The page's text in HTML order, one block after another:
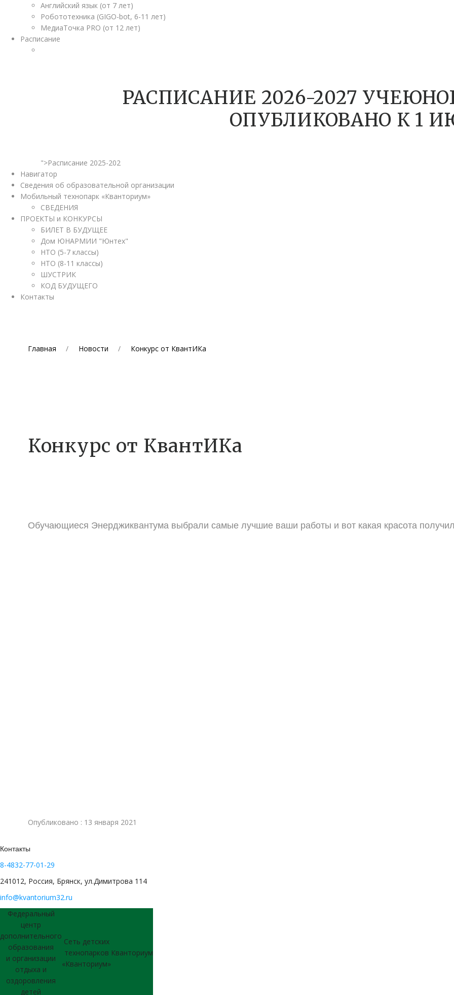
Английский язык (от 7 лет)
Робототехника (GIGO-bot, 6-11 лет)
МедиаТочка PRO (от 12 лет)
Расписание
РАСПИСАНИЕ 2026-2027
ОПУБЛИКОВАНО К 1
">Расписание 2025-202
Навигатор
Сведения об образовательной организации
Мобильный технопарк «Кванториум»
СВЕДЕНИЯ
ПРОЕКТЫ и КОНКУРСЫ
БИЛЕТ В БУДУЩЕЕ
Дом ЮНАРМИИ "Юнтех"
НТО (5-7 классы)
НТО (8-11 классы)
ШУСТРИК
КОД БУДУЩЕГО
Контакты
Главная Новости Конкурс от КвантИКа
Конкурс от КвантИКа
Обучающиеся Энерджиквантума выбрали самые лучшие ваши работы и вот какая красота
Опубликовано : 13 января 2021
Контакты
8-4832-77-01-29
241012, Россия, Брянск, ул.Димитрова 114
info@kvantorium32.ru
Федеральный
центр
дополнительного
образования
и организации
отдыха и
оздоровления
детей
Сеть детских
технопарков
«Кванториум»
Кванториум